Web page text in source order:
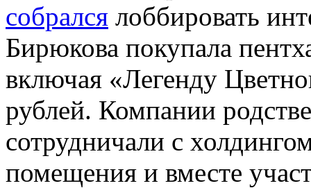
собрался лоббировать
Бирюкова покупала
включая «Легенду
рублей. Компании
сотрудничали с
помещения и вместе